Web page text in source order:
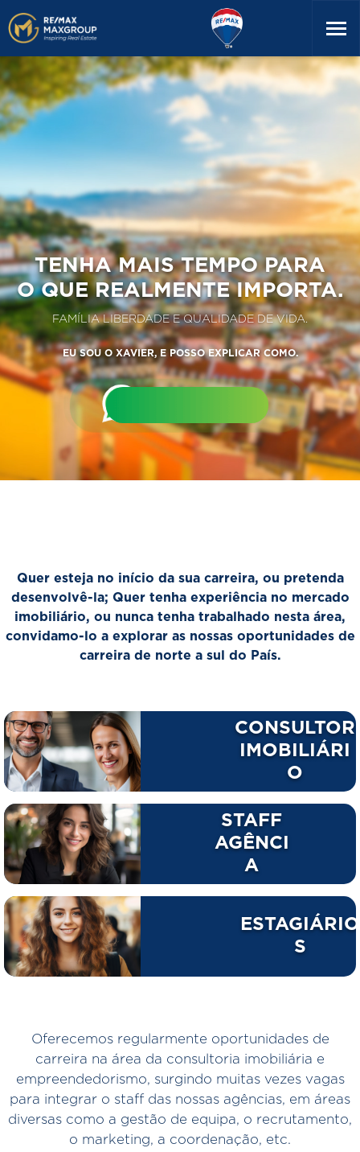
TENHA MAIS TEMPO PARA
O QUE REALMENTE IMPORTA.
FAMÍLIA LIBERDADE E QUALIDADE DE VIDA.
EU SOU O XAVIER, E POSSO EXPLICAR COMO.
Quer esteja no início da sua carreira, ou pretenda
desenvolvê-la; Quer tenha experiência no mercado
imobiliário, ou nunca tenha trabalhado nesta área,
convidamo-lo a explorar as nossas oportunidades de
carreira de norte a sul do País.
CONSULTOR
IMOBILIÁRI
O
STAFF
AGÊNCI
A
ESTAGIÁRIO
S
Oferecemos regularmente oportunidades de
carreira na área da consultoria imobiliária e
empreendedorismo, surgindo muitas vezes vagas
para integrar o staff das nossas agências, em áreas
diversas como a gestão de equipa, o recrutamento,
o marketing, a coordenação, etc.